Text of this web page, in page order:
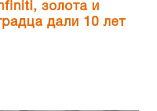
золота и
дали 10 лет